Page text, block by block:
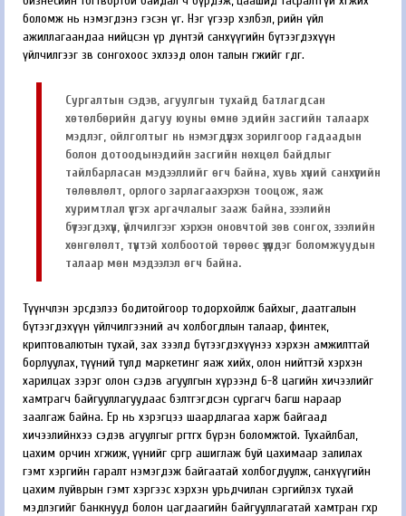
боломж нь нэмэгдэнэ гэсэн үг. Нэг үгээр хэлбэл, өөрийн үйл
ажиллагаандаа нийцсэн үр дүнтэй санхүүгийн бүтээгдэхүүн
үйлчилгээг зөв сонгохоос эхлээд олон талын өгөөжийг өгдөг.
Сургалтын сэдэв, агуулгын тухайд батлагдсан
хөтөлбөрийн дагуу юуны өмнө эдийн засгийн талаарх
мэдлэг, ойлголтыг нь нэмэгдүүлэх зорилгоор гадаадын
болон дотоодынэдийн засгийн нөхцөл байдлыг
тайлбарласан мэдээллийг өгч байна, хувь хүний санхүүгийн
төлөвлөлт, орлого зарлагаахэрхэн тооцож, яаж
хуримтлал үүсгэх аргачлалыг зааж байна, зээлийн
бүтээгдэхүүн, үйлчилгээг хэрхэн оновчтой зөв сонгох, зээлийн
хөнгөлөлт, түүнтэй холбоотой төрөөс үзүүлдэг боломжуудын
талаар мөн мэдээлэл өгч байна.
Түүнчлэн эрсдэлээ бодитойгоор тодорхойлж байхыг, даатгалын
бүтээгдэхүүн үйлчилгээний ач холбогдлын талаар, финтек,
криптовалютын тухай, зах зээлд бүтээгдэхүүнээ хэрхэн амжилттай
борлуулах, түүний тулд маркетинг яаж хийх, олон нийттэй хэрхэн
харилцах зэрэг олон сэдэв агуулгын хүрээнд 6-8 цагийн хичээлийг
хамтрагч байгууллагуудаас бэлтгэгдсэн сургагч багш нараар
заалгаж байна. Ер нь хэрэгцээ шаардлагаа харж байгаад
хичээлийнхээ сэдэв агуулгыг өргөтгөх бүрэн боломжтой. Тухайлбал,
цахим орчин хөгжиж, үүнийг сөргөөр ашиглаж буй цахимаар залилах
гэмт хэргийн гаралт нэмэгдэж байгаатай холбогдуулж, санхүүгийн
цахим луйврын гэмт хэргээс хэрхэн урьдчилан сэргийлэх тухай
мэдлэгийг банкнууд болон цагдаагийн байгууллагатай хамтран өгөхөөр